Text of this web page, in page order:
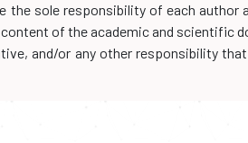
the sole responsibility of each
of the academic and scientific
and/or any other responsibility